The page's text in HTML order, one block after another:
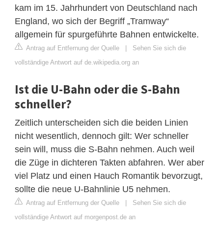
kam im 15. Jahrhundert von Deutschland nach
England, wo sich der Begriff „Tramway“
allgemein für spurgeführte Bahnen entwickelte.
Antrag auf Entfernung der Quelle | Sehen Sie sich die
vollständige Antwort auf de.wikipedia.org an
Ist die U-Bahn oder die S-Bahn
schneller?
Zeitlich unterscheiden sich die beiden Linien
nicht wesentlich, dennoch gilt: Wer schneller
sein will, muss die S-Bahn nehmen. Auch weil
die Züge in dichteren Takten abfahren. Wer aber
viel Platz und einen Hauch Romantik bevorzugt,
sollte die neue U-Bahnlinie U5 nehmen.
Antrag auf Entfernung der Quelle | Sehen Sie sich die
vollständige Antwort auf morgenpost.de an